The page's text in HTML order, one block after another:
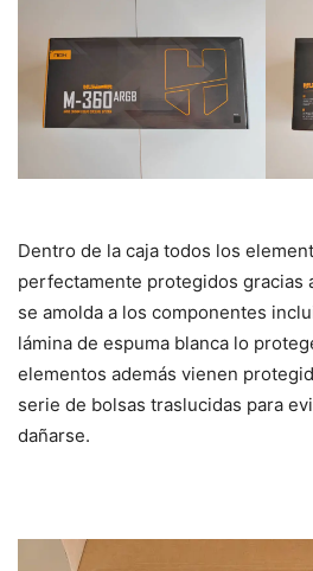
Dentro de la caja todos los
perfectamente protegidos gracias
se amolda a los componentes
lámina de espuma blanca lo
elementos además vienen
serie de bolsas traslucidas para
dañarse.